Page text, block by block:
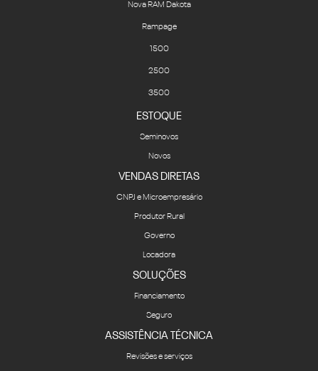
Nova RAM Dakota
Rampage
1500
2500
3500
ESTOQUE
Seminovos
Novos
VENDAS DIRETAS
CNPJ e Microempresário
Produtor Rural
Governo
Locadora
SOLUÇÕES
Financiamento
Seguro
ASSISTÊNCIA TÉCNICA
Revisões e serviços